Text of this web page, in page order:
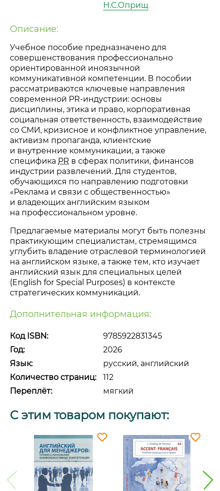
Н.С.Оприщ
Описание:
Учебное пособие предназначено для
совершенствования профессионально
ориентированной иноязычной
коммуникативной компетенции. В пособии
рассматриваются ключевые направления
современной PR-индустрии: основы
дисциплины, этика и право, корпоративная
социальная ответственность, взаимодействие
со СМИ, кризисное и конфликтное управление,
активизм пропаганда, клиентские
и внутренние коммуникации, а также
специфика PR в сферах политики, финансов
индустрии развлечений. Для студентов,
обучающихся по направлению подготовки
«Реклама и связи с общественностью»
и владеющих английским языком
на профессиональном уровне.
Предлагаемые материалы могут быть полезны
практикующим специалистам, стремящимся
углубить владение отраслевой терминологией
на английском языке, а также тем, кто изучает
английский язык для специальных целей
(English for Special Purposes) в контексте
стратегических коммуникаций.
Дополнительная информация:
Код ISBN:
9785922831345
Год:
2026
Язык:
русский, английский
Количество страниц:
112
Переплёт:
мягкий
С этим товаром покупают: